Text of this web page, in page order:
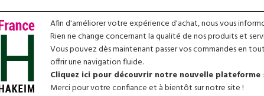
Afin d'améliorer votre expérience d'achat, nous vous
Rien ne change concernant la qualité de nos produits et
Vous pouvez dès maintenant passer vos commandes en
offrir une navigation fluide.
Cliquez ici pour découvrir notre nouvelle plateforme:
Merci pour votre confiance et à bientôt sur notre site !